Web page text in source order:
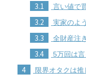
3.1 言い値で
3.2 実家のよ
3.3 全財産注
3.4 5万回は
4 限界オタクは